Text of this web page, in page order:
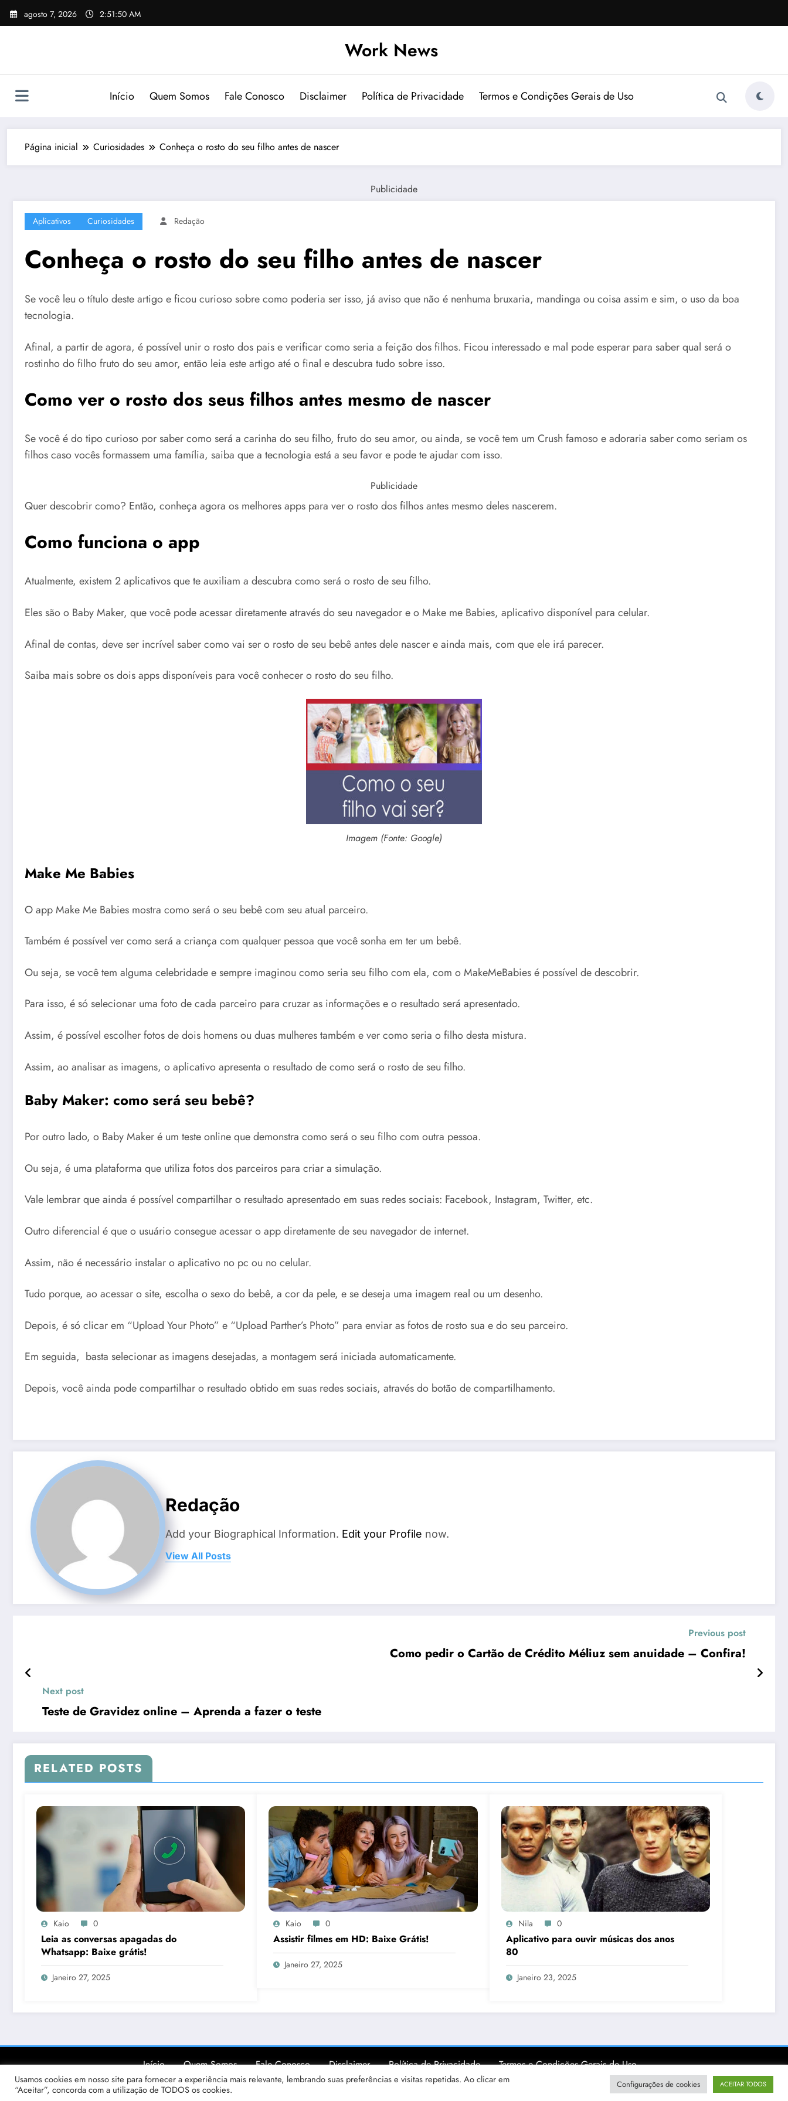
Pular
para
agosto 7, 2026 2:51:50 AM
Work News
Início Quem Somos Fale Conosco Disclaimer Política de Privacidade Termos e Condições Gerais de Uso
Página inicial Curiosidades Conheça o rosto do seu filho antes de nascer
Publicidade
Aplicativos Curiosidades Redação
Conheça o rosto do seu filho antes de nascer
Se você leu o título deste artigo e ficou curioso sobre como poderia ser isso, já aviso que não é nenhuma bruxaria, mandinga ou coisa assim e sim, o uso da boa
tecnologia.
Afinal, a partir de agora, é possível unir o rosto dos pais e verificar como seria a feição dos filhos. Ficou interessado e mal pode esperar para saber qual será o
rostinho do filho fruto do seu amor, então leia este artigo até o final e descubra tudo sobre isso.
Como ver o rosto dos seus filhos antes mesmo de nascer
Se você é do tipo curioso por saber como será a carinha do seu filho, fruto do seu amor, ou ainda, se você tem um Crush famoso e adoraria saber como seriam os
filhos caso vocês formassem uma família, saiba que a tecnologia está a seu favor e pode te ajudar com isso.
Publicidade
Quer descobrir como? Então, conheça agora os melhores apps para ver o rosto dos filhos antes mesmo deles nascerem.
Como funciona o app
Atualmente, existem 2 aplicativos que te auxiliam a descubra como será o rosto de seu filho.
Eles são o Baby Maker, que você pode acessar diretamente através do seu navegador e o Make me Babies, aplicativo disponível para celular.
Afinal de contas, deve ser incrível saber como vai ser o rosto de seu bebê antes dele nascer e ainda mais, com que ele irá parecer.
Saiba mais sobre os dois apps disponíveis para você conhecer o rosto do seu filho.
Imagem (Fonte: Google)
Make Me Babies
O app Make Me Babies mostra como será o seu bebê com seu atual parceiro.
Também é possível ver como será a criança com qualquer pessoa que você sonha em ter um bebê.
Ou seja, se você tem alguma celebridade e sempre imaginou como seria seu filho com ela, com o MakeMeBabies é possível de descobrir.
Para isso, é só selecionar uma foto de cada parceiro para cruzar as informações e o resultado será apresentado.
Assim, é possível escolher fotos de dois homens ou duas mulheres também e ver como seria o filho desta mistura.
Assim, ao analisar as imagens, o aplicativo apresenta o resultado de como será o rosto de seu filho.
Baby Maker: como será seu bebê?
Por outro lado, o Baby Maker é um teste online que demonstra como será o seu filho com outra pessoa.
Ou seja, é uma plataforma que utiliza fotos dos parceiros para criar a simulação.
Vale lembrar que ainda é possível compartilhar o resultado apresentado em suas redes sociais: Facebook, Instagram, Twitter, etc.
Outro diferencial é que o usuário consegue acessar o app diretamente de seu navegador de internet.
Assim, não é necessário instalar o aplicativo no pc ou no celular.
Tudo porque, ao acessar o site, escolha o sexo do bebê, a cor da pele, e se deseja uma imagem real ou um desenho.
Depois, é só clicar em “Upload Your Photo” e “Upload Parther’s Photo” para enviar as fotos de rosto sua e do seu parceiro.
Em seguida, basta selecionar as imagens desejadas, a montagem será iniciada automaticamente.
Depois, você ainda pode compartilhar o resultado obtido em suas redes sociais, através do botão de compartilhamento.
Redação
Add your Biographical Information. Edit your Profile now.
View All Posts
Previous post
Como pedir o Cartão de Crédito Méliuz sem anuidade – Confira!
Next post
Teste de Gravidez online – Aprenda a fazer o teste
RELATED POSTS
Kaio 0
Leia as conversas apagadas do
Whatsapp: Baixe grátis!
Janeiro 27, 2025
Kaio 0
Assistir filmes em HD: Baixe Grátis!
Janeiro 27, 2025
Nila 0
Aplicativo para ouvir músicas dos anos
80
Janeiro 23, 2025
Início Quem Somos Fale Conosco Disclaimer Política de Privacidade Termos e Condições Gerais de Uso
© 2025 Copyright: worknews.org | Powered BySpiceThemes
Usamos cookies em nosso site para fornecer a experiência mais relevante, lembrando suas preferências e visitas repetidas. Ao clicar em
“Aceitar”, concorda com a utilização de TODOS os cookies.
Configurações de cookies ACEITAR TODOS